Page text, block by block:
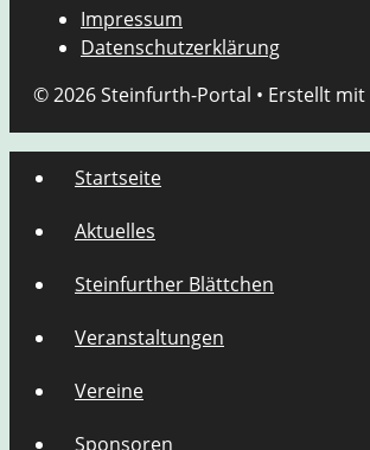
Impressum
Datenschutzerklärung
© 2026 Steinfurth-Portal • Erstellt mit
Startseite
Aktuelles
Steinfurther Blättchen
Veranstaltungen
Vereine
Sponsoren